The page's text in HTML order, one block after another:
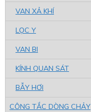
VAN XẢ KHÍ
LỌC Y
VAN BI
KÍNH QUAN SÁT
BẪY HƠI
CÔNG TẮC DÒNG CHẢY